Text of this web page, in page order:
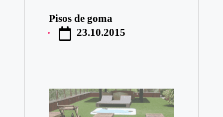
Publicado
por
Pisos de goma
23.10.2015